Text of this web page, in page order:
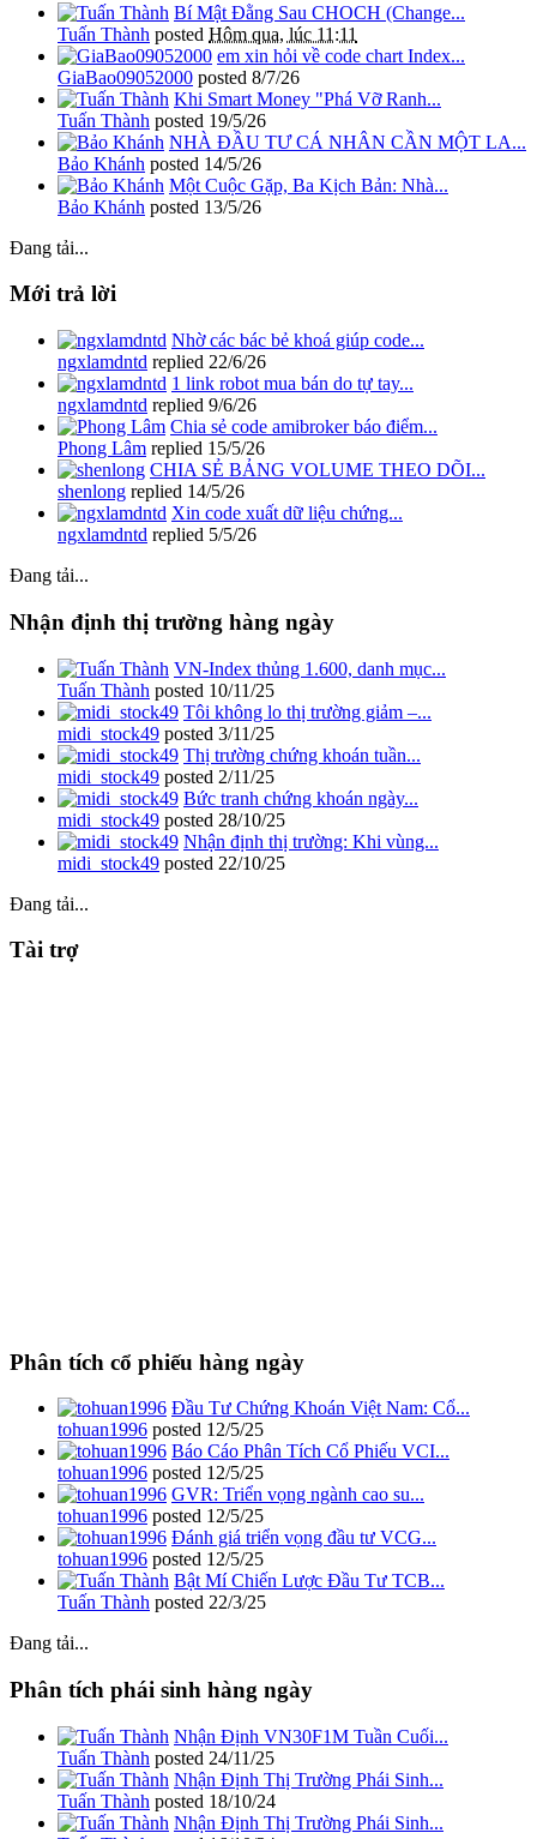
Bí Mật Đằng Sau CHOCH (Change...
Tuấn Thành posted Hôm qua, lúc 11:11
em xin hỏi về code chart Index...
GiaBao09052000 posted 8/7/26
Khi Smart Money "Phá Vỡ Ranh...
Tuấn Thành posted 19/5/26
NHÀ ĐẦU TƯ CÁ NHÂN CẦN MỘT LA...
Bảo Khánh posted 14/5/26
Một Cuộc Gặp, Ba Kịch Bản: Nhà...
Bảo Khánh posted 13/5/26
Đang tải...
Mới trả lời
Nhờ các bác bẻ khoá giúp code...
ngxlamdntd replied 22/6/26
1 link robot mua bán do tự tay...
ngxlamdntd replied 9/6/26
Chia sẻ code amibroker báo điểm...
Phong Lâm replied 15/5/26
CHIA SẺ BẢNG VOLUME THEO DÕI...
shenlong replied 14/5/26
Xin code xuất dữ liệu chứng...
ngxlamdntd replied 5/5/26
Đang tải...
Nhận định thị trường hàng ngày
VN-Index thủng 1.600, danh mục...
Tuấn Thành posted 10/11/25
Tôi không lo thị trường giảm –...
midi_stock49 posted 3/11/25
Thị trường chứng khoán tuần...
midi_stock49 posted 2/11/25
Bức tranh chứng khoán ngày...
midi_stock49 posted 28/10/25
Nhận định thị trường: Khi vùng...
midi_stock49 posted 22/10/25
Đang tải...
Tài trợ
Phân tích cổ phiếu hàng ngày
Đầu Tư Chứng Khoán Việt Nam: Cổ...
tohuan1996 posted 12/5/25
Báo Cáo Phân Tích Cổ Phiếu VCI...
tohuan1996 posted 12/5/25
GVR: Triển vọng ngành cao su...
tohuan1996 posted 12/5/25
Đánh giá triển vọng đầu tư VCG...
tohuan1996 posted 12/5/25
Bật Mí Chiến Lược Đầu Tư TCB...
Tuấn Thành posted 22/3/25
Đang tải...
Phân tích phái sinh hàng ngày
Nhận Định VN30F1M Tuần Cuối...
Tuấn Thành posted 24/11/25
Nhận Định Thị Trường Phái Sinh...
Tuấn Thành posted 18/10/24
Nhận Định Thị Trường Phái Sinh...